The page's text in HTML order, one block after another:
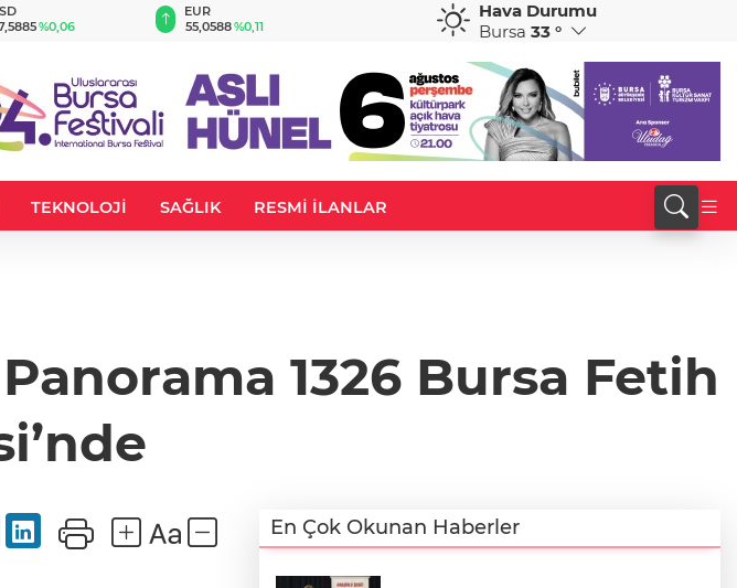
%0,06
EUR
55,0588%0,11 %0,16
CHF
58,8615
Hava Durumu
Bursa 33 °
TEKNOLOJİ SAĞLIK RESMİ İLANLAR
1326 Bursa Fetih
En Çok Okunan Haberler